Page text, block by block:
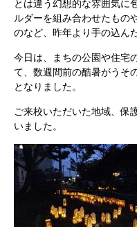
とは違う幻想的な雰囲気に
ルダーを組み合わせたもの
のなど、昨年より手の込ん
今日は、まちの公園や住宅
て、数週間前の酷暑がうそ
となりました。
ご来校いただいた地域、保
いました。